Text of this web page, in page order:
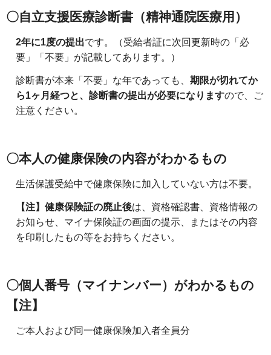
〇自立支援医療診断書（精神通院医療用）
2年に1度の提出です。（受給者証に次回更新時の「必
要」「不要」が記載してあります。）
診断書が本来「不要」な年であっても、 期限が切れてか
ら1ヶ月経つと、診断書の提出が必要になりますので、ご
注意ください。
〇本人の健康保険の内容がわかるもの
生活保護受給中で健康保険に加入していない方は不要。
【注】健康保険証の廃止後は、資格確認書、資格情報の
お知らせ、マイナ保険証の画面の提示、またはその内容
を印刷したもの等をお持ちください。
〇個人番号（マイナンバー）がわかるもの
【注】
ご本人および同一健康保険加入者全員分